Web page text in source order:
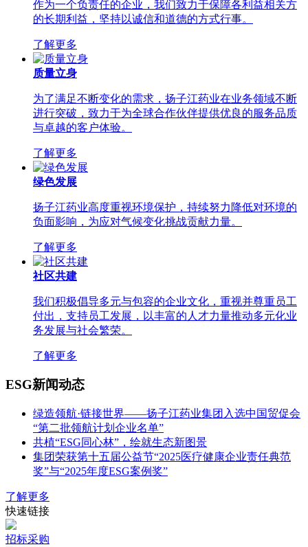
作为一个负责任的企业，我们致力于保障各利益相关方
的长期利益，坚持以诚信和道德的方式行事。
了解更多
质量立身
为了满足不断变化的需求，扬子江药业在业务领域不断
进行突破，致力于为全球合作伙伴提供优良的服务品质
与卓越的客户体验。
了解更多
绿色发展
扬子江药业高度重视环境保护，持续努力降低对环境的
负面影响，为应对气候变化挑战贡献力量。
了解更多
社区共建
我们积极倡导多元与包容的企业文化，重视并尊重员工
付出，支持员工发展，以丰富的人才力量推动多元化业
务发展与社会繁荣。
了解更多
ESG新闻动态
绿造领航·链接世界——扬子江药业集团入选中国贸促会
“第二批领航计划企业名单”
共植“ESG同心林”，绘就生态新图景
集团荣获第十五届公益节“2025医疗健康企业责任典范
奖”与“2025年度ESG案例奖”
了解更多
快速链接
招标采购